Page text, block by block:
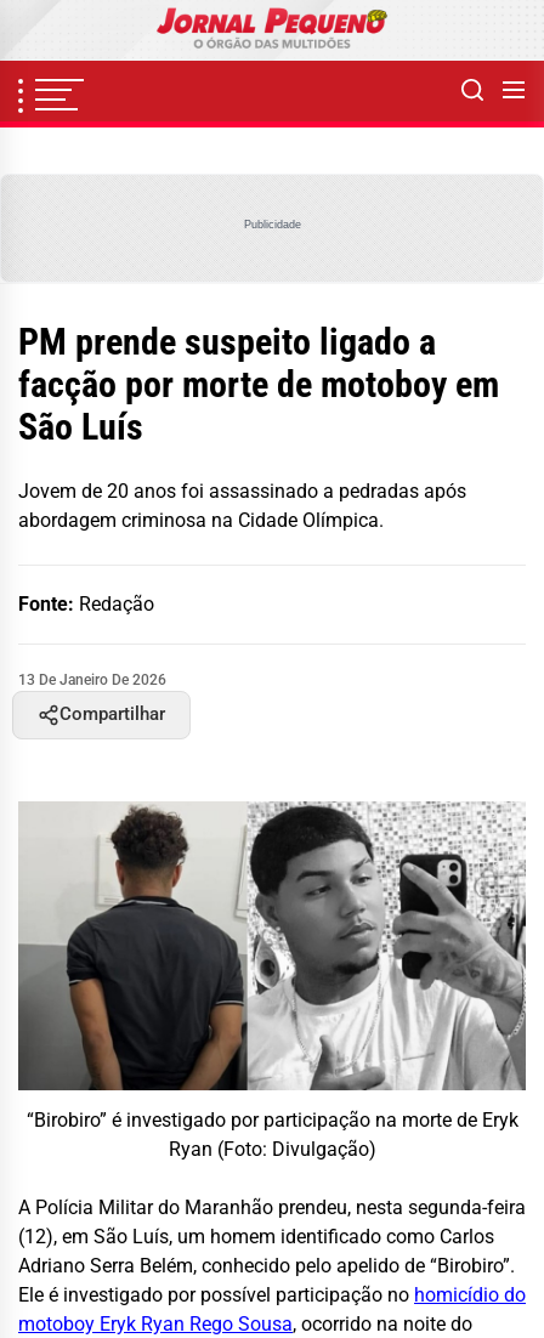
content
Publicidade
PM prende suspeito ligado a
facção por morte de motoboy em
São Luís
Jovem de 20 anos foi assassinado a pedradas após
abordagem criminosa na Cidade Olímpica.
Fonte: Redação
13 De Janeiro De 2026
Compartilhar
“Birobiro” é investigado por participação na morte de Eryk
Ryan (Foto: Divulgação)
A Polícia Militar do Maranhão prendeu, nesta segunda-feira
(12), em São Luís, um homem identificado como Carlos
Adriano Serra Belém, conhecido pelo apelido de “Birobiro”.
Ele é investigado por possível participação no homicídio do
motoboy Eryk Ryan Rego Sousa, ocorrido na noite do